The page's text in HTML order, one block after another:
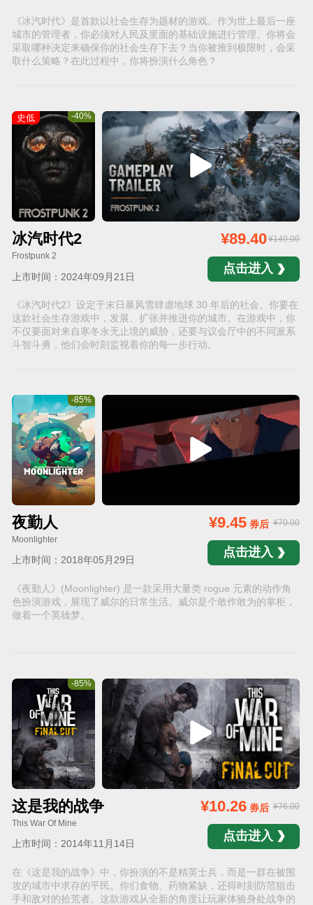
《冰汽时代》是首款以社会生存为题材的游戏。作为世上最后一座
城市的管理者，你必须对人民及里面的基础设施进行管理。你将会
采取哪种决定来确保你的社会生存下去？当你被推到极限时，会采
取什么策略？在此过程中，你将扮演什么角色？
史低 -40%
冰汽时代2
Frostpunk 2
上市时间：2024年09月21日
¥149.00
¥89.40
点击进入
《冰汽时代2》设定于末日暴风雪肆虐地球 30 年后的社会。你要在
这款社会生存游戏中，发展、扩张并推进你的城市。在游戏中，你
不仅要面对来自寒冬永无止境的威胁，还要与议会厅中的不同派系
斗智斗勇，他们会时刻监视着你的每一步行动。
-85%
夜勤人
Moonlighter
上市时间：2018年05月29日
¥70.00
¥9.45券后
点击进入
《夜勤人》(Moonlighter) 是一款采用大量类 rogue 元素的动作角
色扮演游戏，展现了威尔的日常生活。威尔是个敢作敢为的掌柜，
做着一个英雄梦。
-85%
这是我的战争
This War Of Mine
上市时间：2014年11月14日
¥76.00
¥10.26券后
点击进入
在《这是我的战争》中，你扮演的不是精英士兵，而是一群在被围
攻的城市中求存的平民。你们食物、药物紧缺，还得时刻防范狙击
手和敌对的拾荒者。这款游戏从全新的角度让玩家体验身处战争的